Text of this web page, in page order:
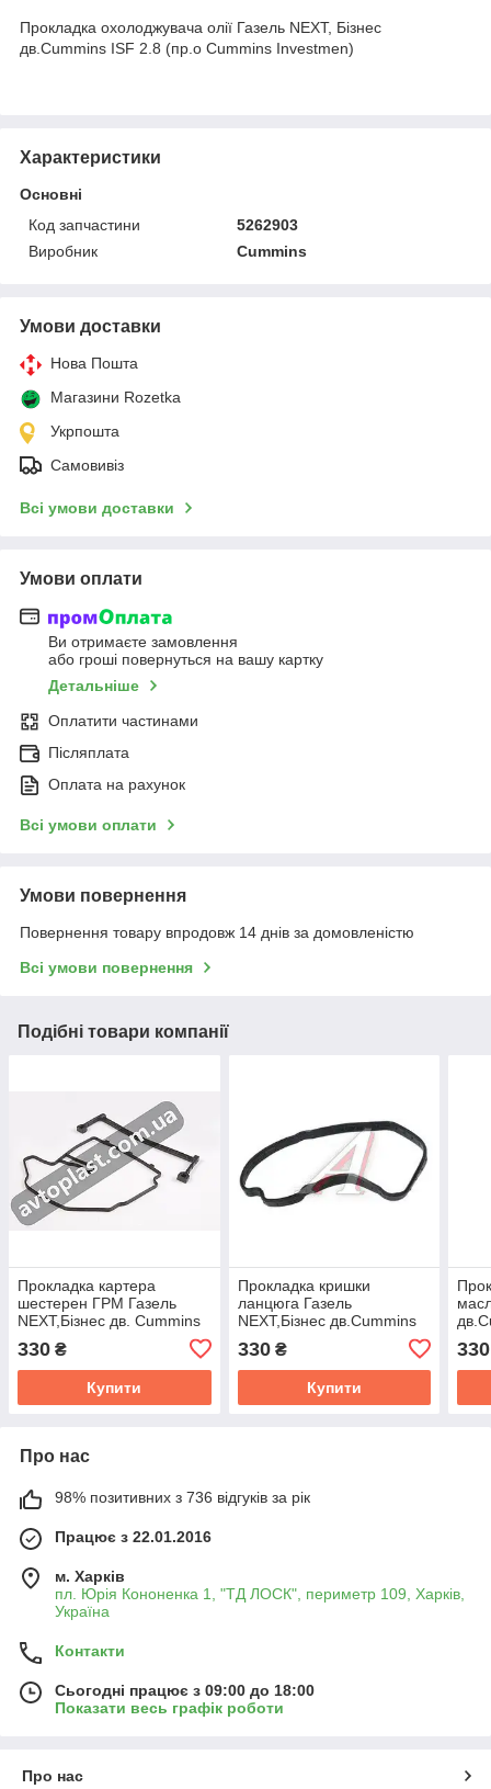
Прокладка охолоджувача олії Газель NEXT, Бізнес
дв.Cummins ISF 2.8 (пр.о Cummins Investmen)
Характеристики
Основні
Код запчастини
5262903
Виробник
Cummins
Умови доставки
Нова Пошта
Магазини Rozetka
Укрпошта
Самовивіз
Всі умови доставки
Умови оплати
Ви отримаєте замовлення
або гроші повернуться на вашу картку
Детальніше
Оплатити частинами
Післяплата
Оплата на рахунок
Всі умови оплати
Умови повернення
Повернення товару впродовж 14 днів за домовленістю
Всі умови повернення
Подібні товари компанії
Прокладка картера
шестерен ГРМ Газель
NEXT,Бiзнес дв. Cummins
Investmen) 5264477
330 ₴
Купити
Прокладка кришки
ланцюга Газель
NEXT,Бiзнес дв.Cummins
Investmen) 5263530
330₴
Купити
330
Про нас
98% позитивних з 736 відгуків за рік
Працює з 22.01.2016
м. Харків
пл. Юрія Кононенка 1, "ТД ЛОСК", периметр 109, Харків,
Україна
Контакти
Сьогодні працює з 09:00 до 18:00
Показати весь графік роботи
Про нас